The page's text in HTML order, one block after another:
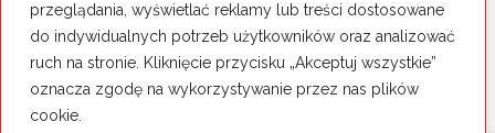
przeglądania, wyświetlać reklamy lub treści dostosowane
do indywidualnych potrzeb użytkowników oraz analizować
ruch na stronie. Kliknięcie przycisku „Akceptuj wszystkie”
oznacza zgodę na wykorzystywanie przez nas plików
cookie.
MAS-POL Sp. z o.o. Sp. k.
26-060 Chęciny, ul. Sitkówka 50
tel. 41 344 25 14